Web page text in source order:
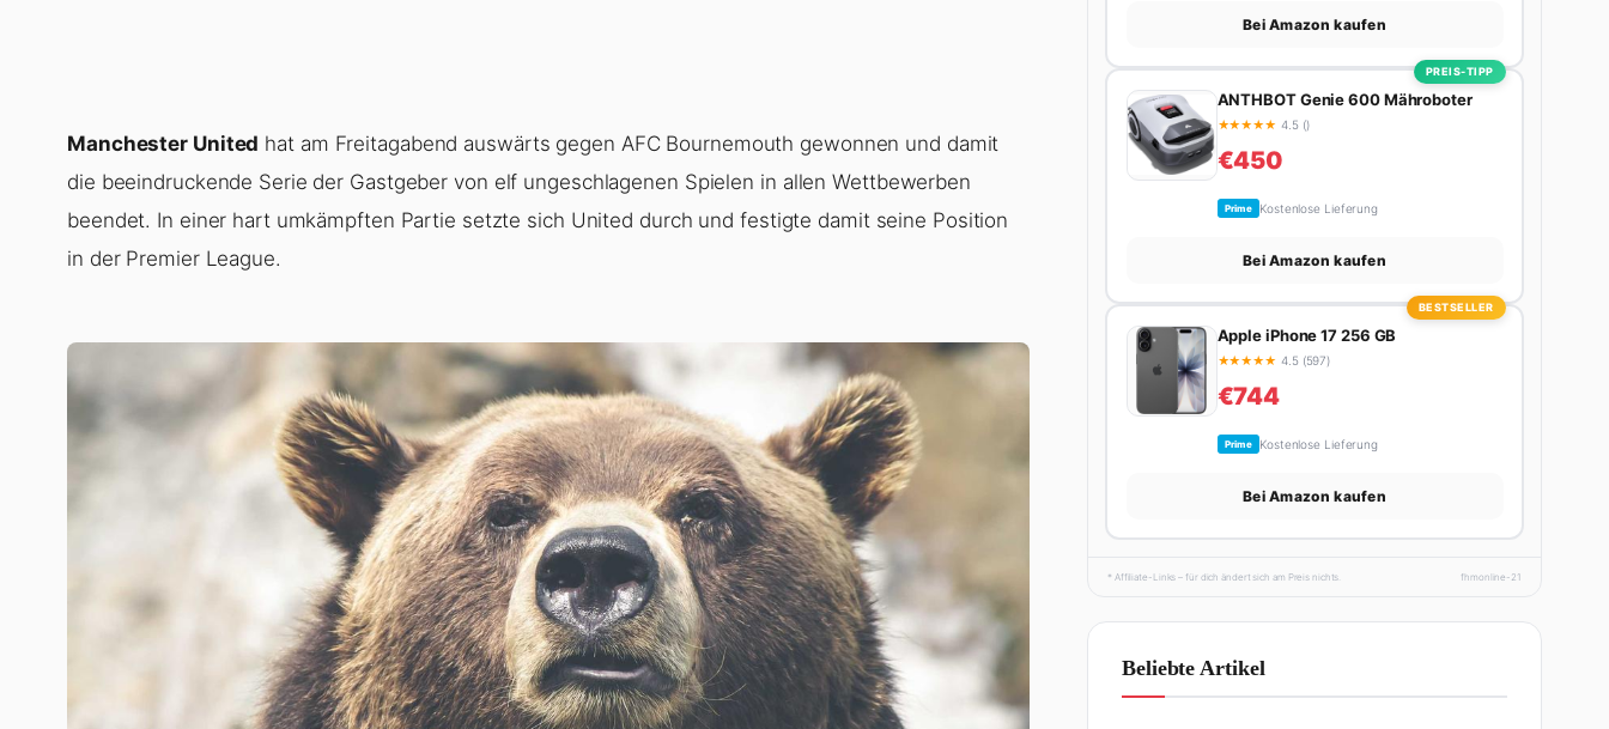
Manchester United hat am Freitagabend auswärts gegen AFC Bournemouth gewonnen und damit
die beeindruckende Serie der Gastgeber von elf ungeschlagenen Spielen in allen Wettbewerben
beendet. In einer hart umkämpften Partie setzte sich United durch und festigte damit seine Position
in der Premier League.
Bei Amazon kaufen
PREIS-TIPP
ANTHBOT Genie 600 Mähroboter
★★★★★ 4.5 ()
€450
Prime Kostenlose Lieferung
Bei Amazon kaufen
BESTSELLER
Apple iPhone 17 256 GB
★★★★★ 4.5 (597)
€744
Prime Kostenlose Lieferung
Bei Amazon kaufen
* Affiliate-Links – für dich ändert sich am Preis nichts. fhmonline-21
Beliebte Artikel